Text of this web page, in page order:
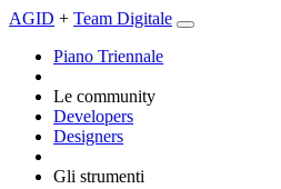
AGID + Team Digitale
Piano Triennale
Le community
Developers
Designers
Gli strumenti